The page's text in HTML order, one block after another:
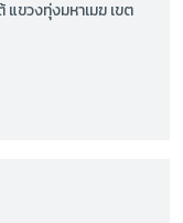
แขวงทุ่งมหาเมฆ เขต